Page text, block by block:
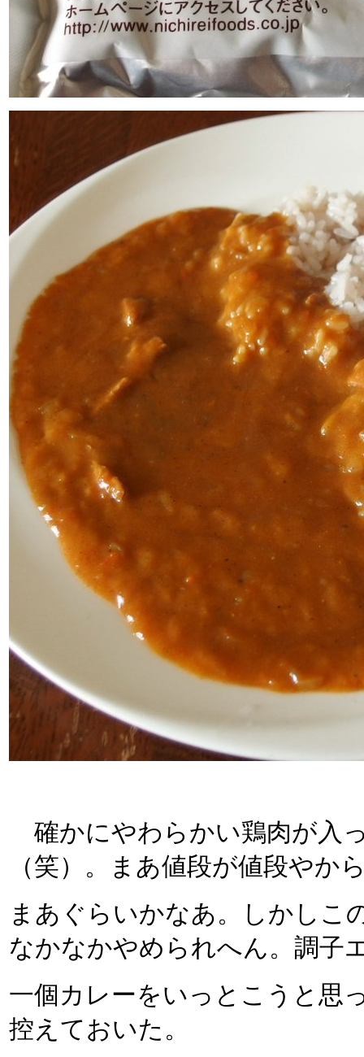
確かにやわらかい鶏肉が入
（笑）。まあ値段が値段やか
まあぐらいかなあ。しかしこ
なかなかやめられへん。調子
一個カレーをいっとこうと思
控えておいた。